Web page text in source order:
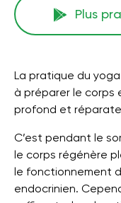
Plus
La pratique du
à préparer le corps
profond et
C’est pendant le
le corps régénère
le fonctionnement
endocrinien.